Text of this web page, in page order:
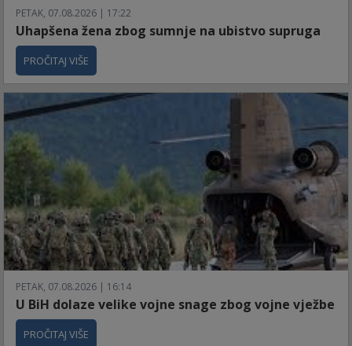
PETAK, 07.08.2026 | 17:22
Uhapšena žena zbog sumnje na ubistvo supruga
PROČITAJ VIŠE
PETAK, 07.08.2026 | 16:14
U BiH dolaze velike vojne snage zbog vojne vježbe
PROČITAJ VIŠE